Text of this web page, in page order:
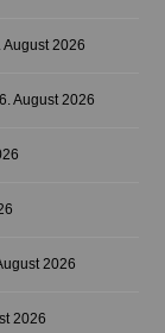
August 2026
6. August 2026
2026
2026